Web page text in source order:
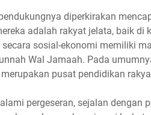
diperkirakan
adalah rakyat jelata, baik di
sosial-ekonomi memiliki
Wal Jamaah. Pada
pusat pendidikan
pergeseran, sejalan dengan